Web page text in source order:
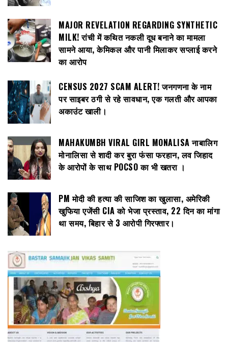
MAJOR REVELATION REGARDING SYNTHETIC
MILK! रांची में कथित नकली दूध बनाने का मामला
सामने आया, केमिकल और पानी मिलाकर सप्लाई करने
का आरोप
CENSUS 2027 SCAM ALERT! जनगणना के नाम
पर साइबर ठगी से रहे सावधान, एक गलती और आपका
अकाउंट खाली।
MAHAKUMBH VIRAL GIRL MONALISA नाबालिग
मोनालिसा से शादी कर बुरा फंसा फरहान, लव जिहाद
के आरोपों के साथ POCSO का भी खतरा ।
PM मोदी की हत्या की साजिश का खुलासा, अमेरिकी
खुफिया एजेंसी CIA को भेजा प्रस्ताव, 22 दिन का मांगा
था समय, बिहार से 3 आरोपी गिरफ्तार।